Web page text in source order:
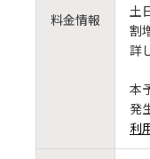
料金情報
土
割
詳
本
発
利